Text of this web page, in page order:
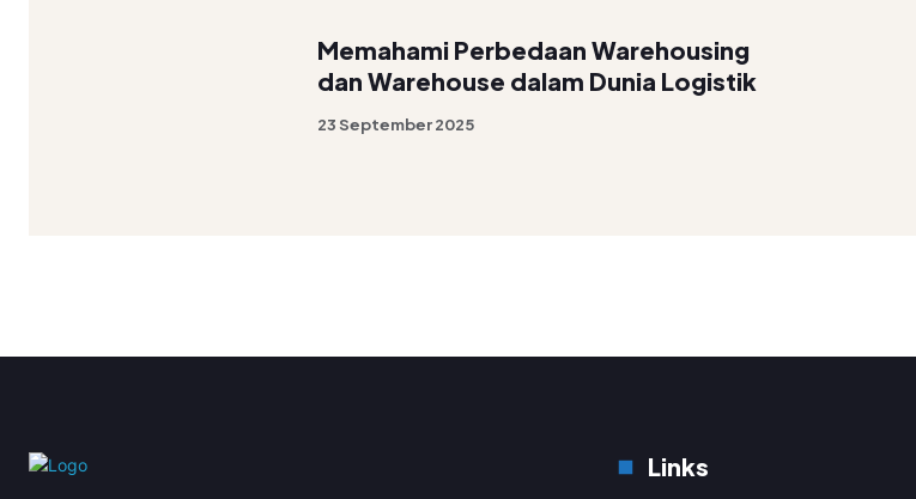
Memahami Perbedaan Warehousing
dan Warehouse dalam Dunia Logistik
23 September 2025
Links